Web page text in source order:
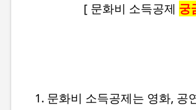
[ 문화비 소득공제 궁
1. 문화비 소득공제는 영화, 공